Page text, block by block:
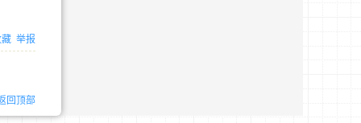
举报
回顶部